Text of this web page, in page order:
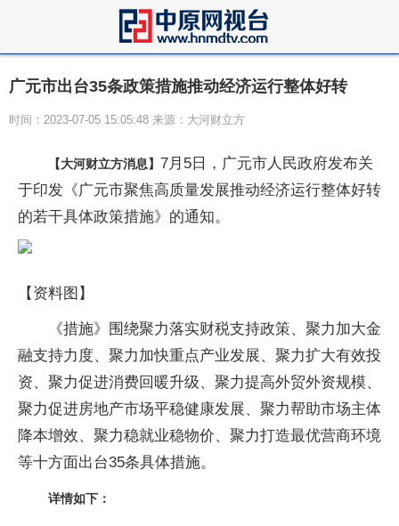
广元市出台35条政策措施推动经济运行整体好转
时间：2023-07-05 15:05:48 来源：大河财立方
【大河财立方消息】 7月5日，广元市人民政府发布关
于印发《广元市聚焦高质量发展推动经济运行整体好转
的若干具体政策措施》的通知。
【资料图】
《措施》围绕聚力落实财税支持政策、聚力加大金
融支持力度、聚力加快重点产业发展、聚力扩大有效投
资、聚力促进消费回暖升级、聚力提高外贸外资规模、
聚力促进房地产市场平稳健康发展、聚力帮助市场主体
降本增效、聚力稳就业稳物价、聚力打造最优营商环境
等十方面出台35条具体措施。
详情如下：